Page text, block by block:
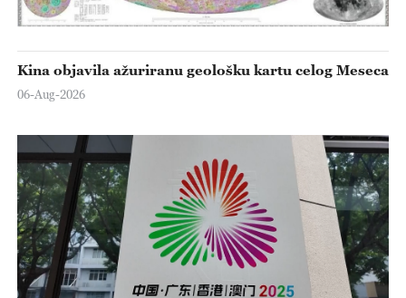
Kina objavila ažuriranu geološku kartu celog Meseca
06-Aug-2026